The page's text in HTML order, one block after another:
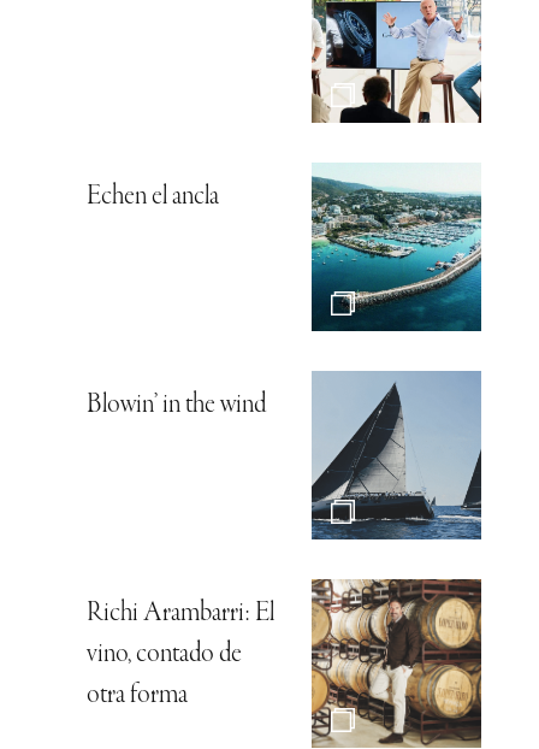
Echen el ancla
Blowin’ in the wind
Richi Arambarri: El
vino, contado de
otra forma